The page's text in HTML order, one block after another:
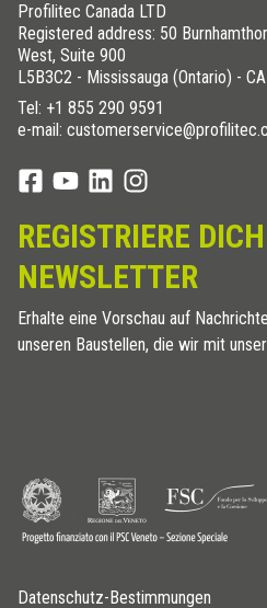
Profilitec Canada LTD
Registered address: 50
West, Suite 900
L5B3C2 - Mississauga (Ontario) -
Tel: +1 855 290 9591
e-mail:
REGISTRIERE
NEWSLETTER
Erhalte eine Vorschau auf
unseren Baustellen, die wir mit
Datenschutz-Bestimmungen